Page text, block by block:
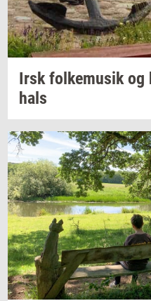
Irskfol­kemu­sikog
hals